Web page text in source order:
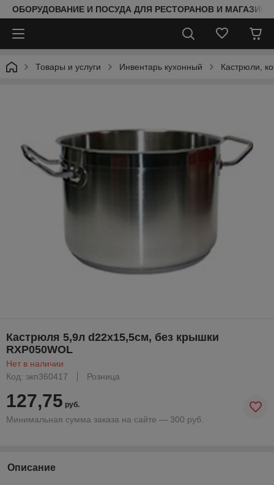
ОБОРУДОВАНИЕ И ПОСУДА ДЛЯ РЕСТОРАНОВ И
Товары и услуги Инвентарь кухонный Кастрюли,
Кастрюля 5,9л d22х15,5см, без крышки
RXP050WOL
Нет в наличии
Код: экп360417
Розница
127,75 руб.
Минимальная сумма заказа на сайте — 300 руб.
Описание